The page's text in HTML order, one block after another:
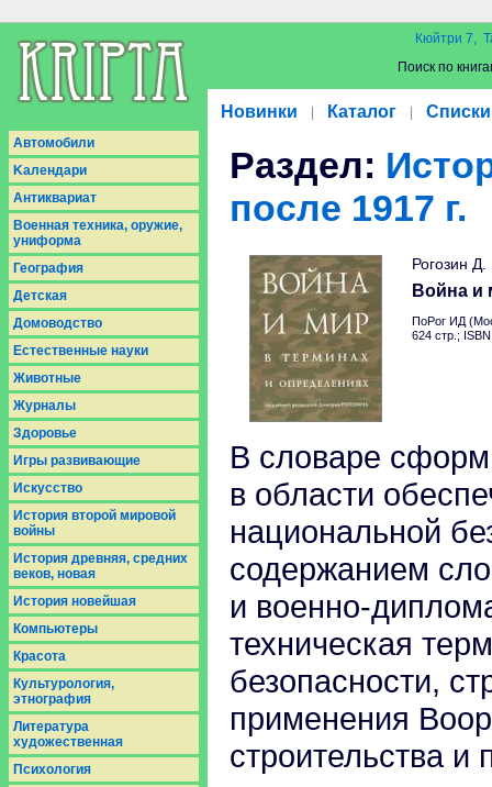
Кюйтри 7,
Поиск по
Новинки Каталог Списки
Aвтомобили
Kалендари
Антиквариат
Военная техника, оружие,
униформа
География
Детская
Домоводство
Естественные науки
Животные
Журналы
Здоровье
Игры развивающие
Искусство
История второй мировой
войны
История древняя, средних
веков, новая
История новейшая
Компьютеры
Красота
Культурология,
этнография
Литература
художественная
Психология
Раздел:
после 1917 г.
Рогозин Д.
Война и
ПоРог ИД
624 стр.;
В словаре
в области
национальной
содержанием
и военно-
техническая
безопасности,
применения
строительства